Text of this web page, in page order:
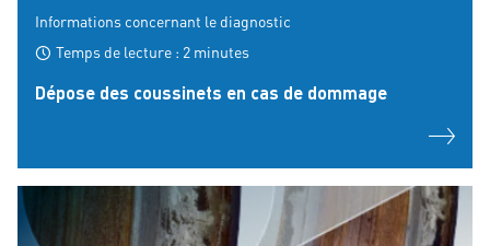
Informations concernant le diagnostic
Temps de lecture : 2 minutes
Dépose des coussinets en cas de dommage